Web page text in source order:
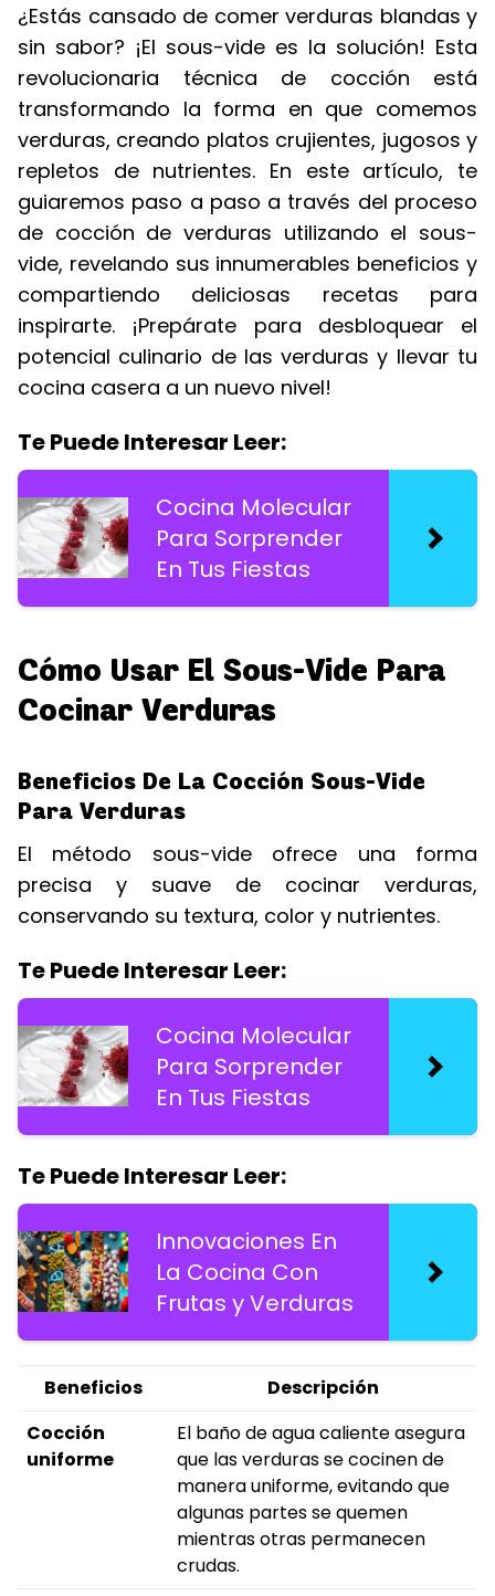
¿Estás cansado de comer verduras blandas y
sin sabor? ¡El sous-vide es la solución! Esta
revolucionaria técnica de cocción está
transformando la forma en que comemos
verduras, creando platos crujientes, jugosos y
repletos de nutrientes. En este artículo, te
guiaremos paso a paso a través del proceso
de cocción de verduras utilizando el sous-
vide, revelando sus innumerables beneficios y
compartiendo deliciosas recetas para
inspirarte. ¡Prepárate para desbloquear el
potencial culinario de las verduras y llevar tu
cocina casera a un nuevo nivel!
Te Puede Interesar Leer:
Cocina Molecular
Para Sorprender
En Tus Fiestas
Cómo Usar El Sous-Vide Para
Cocinar Verduras
Beneficios De La Cocción Sous-Vide
Para Verduras
El método sous-vide ofrece una forma
precisa y suave de cocinar verduras,
conservando su textura, color y nutrientes.
Te Puede Interesar Leer:
Cocina Molecular
Para Sorprender
En Tus Fiestas
Te Puede Interesar Leer:
Innovaciones En
La Cocina Con
Frutas y Verduras
Beneficios
Descripción
Cocción
uniforme
El baño de agua caliente asegura
que las verduras se cocinen de
manera uniforme, evitando que
algunas partes se quemen
mientras otras permanecen
crudas.